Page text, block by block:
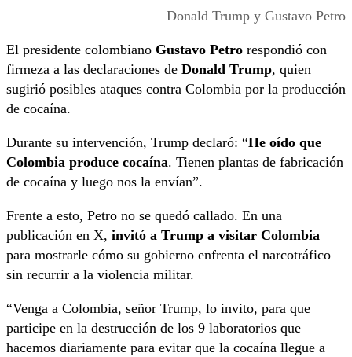
Donald Trump y Gustavo Petro
El presidente colombiano Gustavo Petro respondió con
firmeza a las declaraciones de Donald Trump, quien
sugirió posibles ataques contra Colombia por la producción
de cocaína.
Durante su intervención, Trump declaró: “He oído que
Colombia produce cocaína. Tienen plantas de fabricación
de cocaína y luego nos la envían”.
Frente a esto, Petro no se quedó callado. En una
publicación en X, invitó a Trump a visitar Colombia
para mostrarle cómo su gobierno enfrenta el narcotráfico
sin recurrir a la violencia militar.
“Venga a Colombia, señor Trump, lo invito, para que
participe en la destrucción de los 9 laboratorios que
hacemos diariamente para evitar que la cocaína llegue a